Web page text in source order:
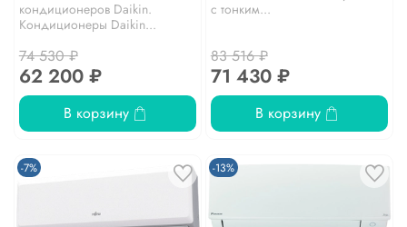
кондиционеров Daikin.
Кондиционеры Daikin...
74 530 ₽
62 200 ₽
В корзину
с тонким...
83 516 ₽
71 430 ₽
В корзину
-7% -13%